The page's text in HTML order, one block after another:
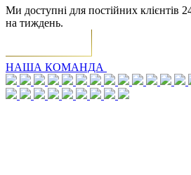
Ми доступні для постійних клієнтів
на тиждень.
НАША КОМАНДА